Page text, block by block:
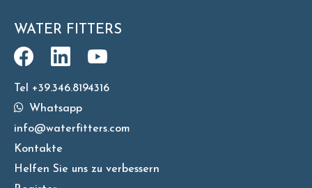
WATER FITTERS
Tel +39.346.8194316
Whatsapp
info@waterfitters.com
Kontakte
Helfen Sie uns zu verbessern